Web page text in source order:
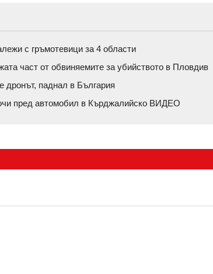
с гръмотевици за 4 области
част от обвиняемите за убийството в Пловдив
дронът, паднал в България
пред автомобил в Кърджалийско ВИДЕО